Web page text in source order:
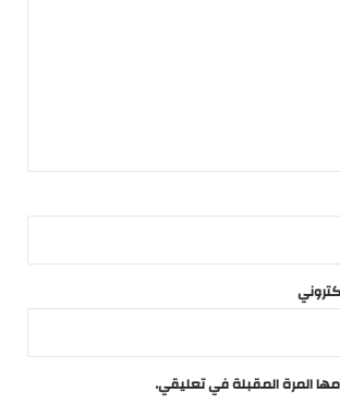
المرة المقبلة في تعليقي.